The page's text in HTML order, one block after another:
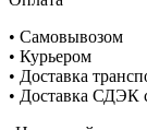
• Самовывозом
• Курьером
• Доставка
• Доставка СДЭК